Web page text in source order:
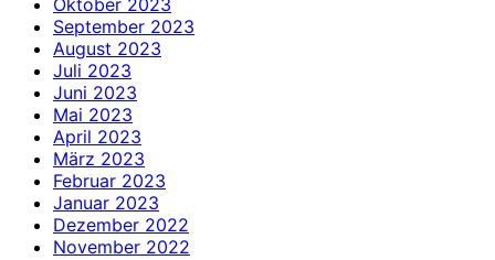
Oktober 2023
September 2023
August 2023
Juli 2023
Juni 2023
Mai 2023
April 2023
März 2023
Februar 2023
Januar 2023
Dezember 2022
November 2022